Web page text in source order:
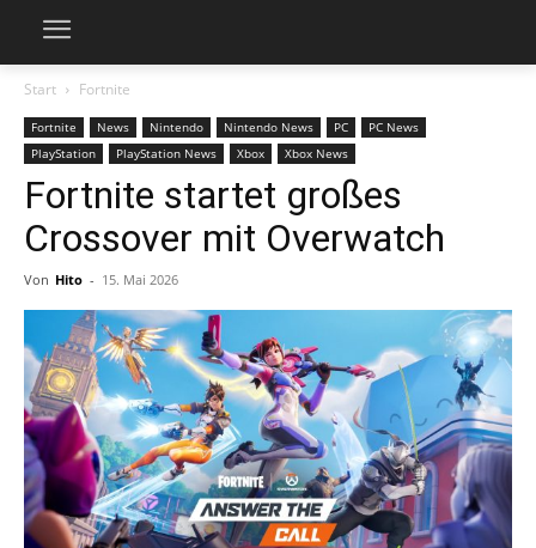
Start Fortnite
Fortnite News Nintendo Nintendo News PC
PC News
PlayStation
PlayStation News Xbox Xbox News
Fortnite startet großes
Crossover mit Overwatch
Von Hito - 15. Mai 2026